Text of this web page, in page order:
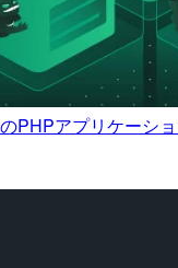
PHPアプリケーシ